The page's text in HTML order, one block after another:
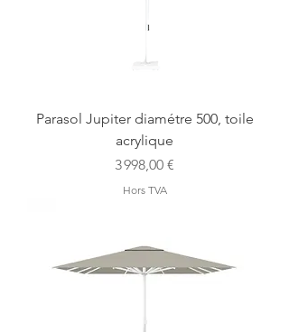
Parasol Jupiter diamétre 500, toile
acrylique
Prix
3 998,00 €
Hors TVA